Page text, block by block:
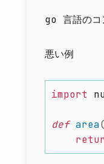
go 言語のコ
悪い例
import
def area(